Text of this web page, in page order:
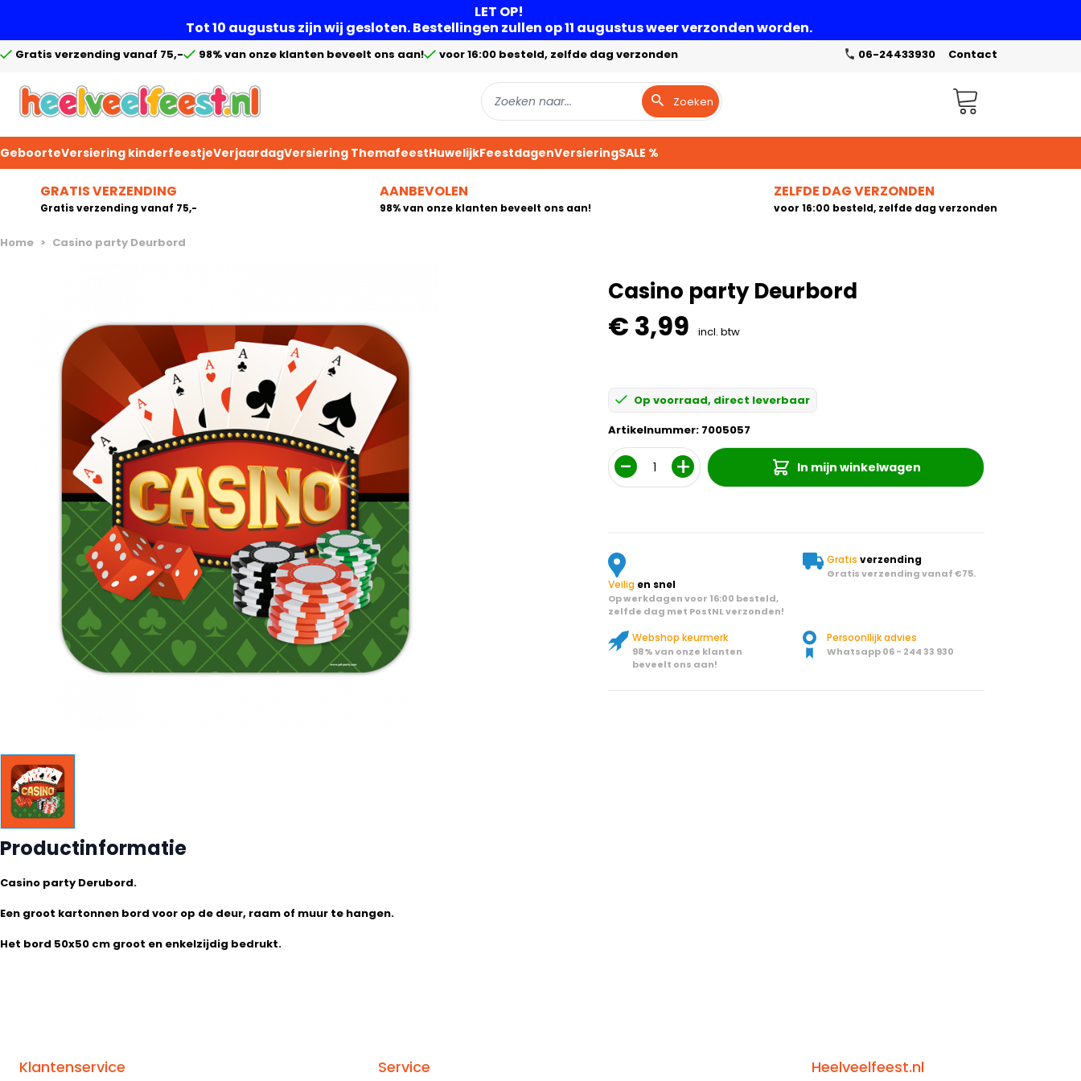
LET OP!
Tot 10 augustus zijn wij gesloten. Bestellingen zullen op 11 augustus weer verzonden worden.
Gratis verzending vanaf 75,- 98% van onze klanten beveelt ons aan! voor 16:00 besteld, zelfde dag verzonden 06-24433930 Contact
Zoeken Winkelwagen
GeboorteVersiering kinderfeestjeVerjaardagVersiering ThemafeestHuwelijkFeestdagenVersieringSALE %
GRATIS VERZENDING
Gratis verzending vanaf 75,-
AANBEVOLEN
98% van onze klanten beveelt ons aan!
ZELFDE DAG VERZONDEN
voor 16:00 besteld, zelfde dag verzonden
Home > Casino party Deurbord
Casino party Deurbord
€ 3,99 incl. btw
Op voorraad, direct leverbaar
Artikelnummer: 7005057
Aantal
In mijn winkelwagen
Veilig en snel
Op werkdagen voor 16:00 besteld,
zelfde dag met PostNL verzonden!
Gratis verzending
Gratis verzending vanaf €75.
Webshop keurmerk
98% van onze klanten
beveelt ons aan!
Persoonllijk advies
Whatsapp 06 - 244 33 930
Productinformatie
Casino party Derubord.
Een groot kartonnen bord voor op de deur, raam of muur te hangen.
Het bord 50x50 cm groot en enkelzijdig bedrukt.
Klantenservice Service Heelveelfeest.nl